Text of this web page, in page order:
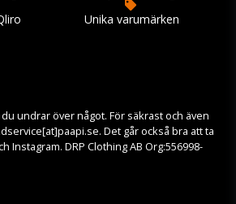
Unika varumärken
undrar över något. För säkrast och även
Det går också bra att ta
Instagram. DRP Clothing AB Org:556998-